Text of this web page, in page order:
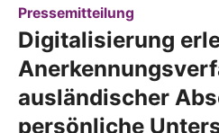
Pressemitteilung
Digitalisierung
ausländischer
persönliche